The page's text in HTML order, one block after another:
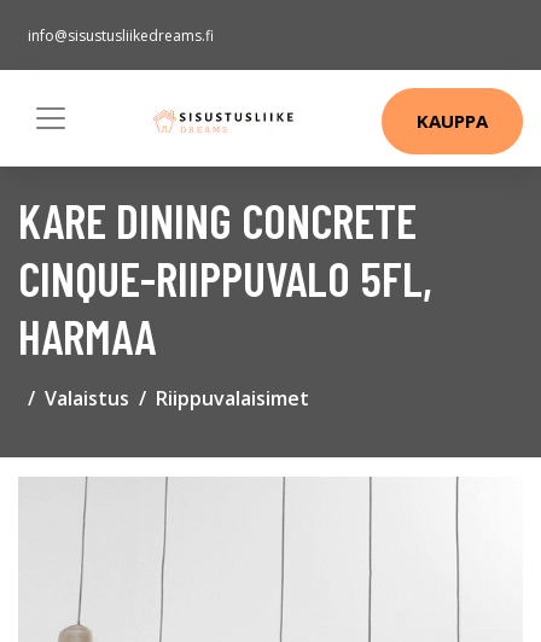
info@sisustusliikedreams.fi
KAUPPA
KARE DINING CONCRETE
CINQUE-RIIPPUVALO 5FL,
HARMAA
Valaistus Riippuvalaisimet